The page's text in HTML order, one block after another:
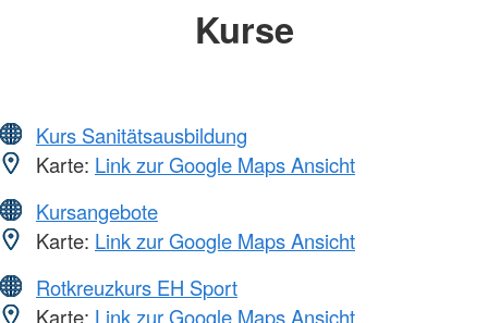
Kurse
Kurs Sanitätsausbildung
Karte: Link zur Google Maps Ansicht
Kursangebote
Karte: Link zur Google Maps Ansicht
Rotkreuzkurs EH Sport
Karte: Link zur Google Maps Ansicht